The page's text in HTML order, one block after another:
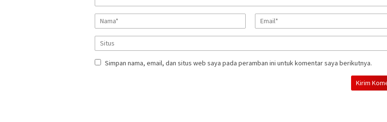
Simpan nama, email, dan situs web saya pada peramban ini untuk komentar saya berikutnya.